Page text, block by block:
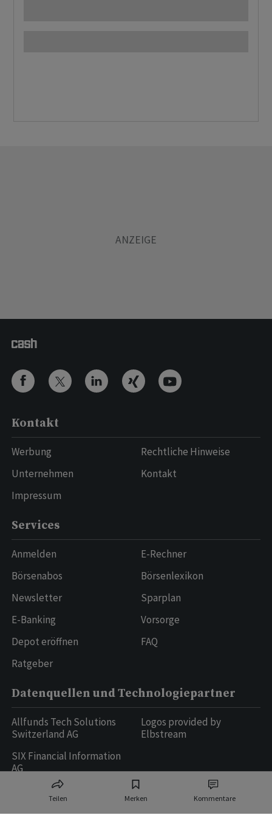
Teilen Merken Kommentare
Kontakt
Werbung
Unternehmen
Impressum
Rechtliche Hinweise
Kontakt
Services
Anmelden
Börsenabos
Newsletter
E-Banking
Depot eröffnen
Ratgeber
E-Rechner
Börsenlexikon
Sparplan
Vorsorge
FAQ
Datenquellen und Technologiepartner
Allfunds Tech Solutions
Switzerland AG
SIX Financial Information
AG
Logos provided by
Elbstream
Ringier AG | Ringier Medien Schweiz